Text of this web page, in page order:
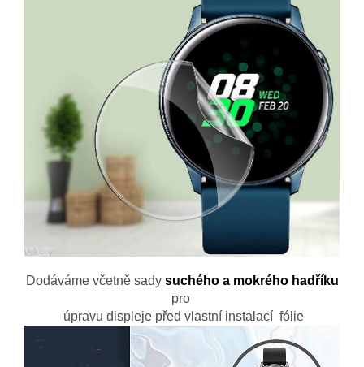
Dodáváme včetně sady suchého a mokrého hadříku
pro
úpravu displeje před vlastní instalací fólie